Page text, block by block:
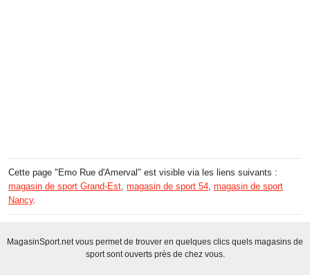
Cette page "Emo Rue d'Amerval" est visible via les liens suivants :
magasin de sport Grand-Est magasin de sport 54 magasin de sport
Nancy.
MagasinSport.net vous permet de trouver en quelques clics quels magasins de
sport sont ouverts près de chez vous.